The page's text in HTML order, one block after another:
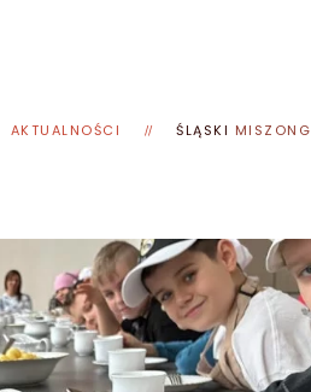
AKTUALNOŚCI ŚLĄSKI MISZONG